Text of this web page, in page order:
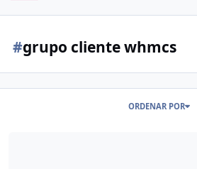
#grupo cliente whmcs
ORDENAR POR